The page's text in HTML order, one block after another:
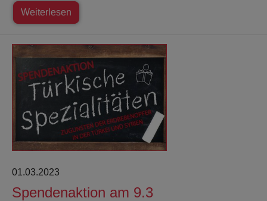
Weiterlesen
01.03.2023
Spendenaktion am 9.3